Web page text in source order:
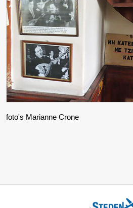
foto's Marianne Crone